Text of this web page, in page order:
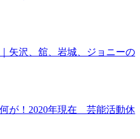
矢沢、舘、岩城、ジョニーの
が！2020年現在 芸能活動休